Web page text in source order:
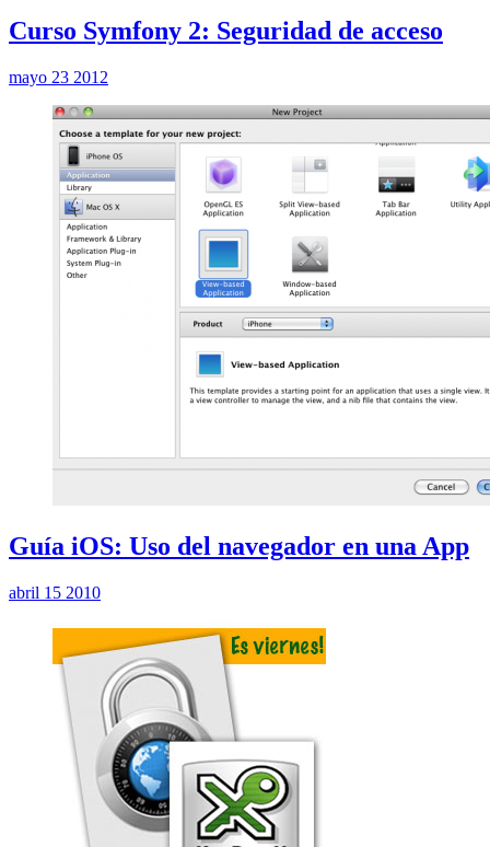
Curso Symfony 2: Seguridad de acceso
mayo 23 2012
Guía iOS: Uso del navegador en una App
abril 15 2010